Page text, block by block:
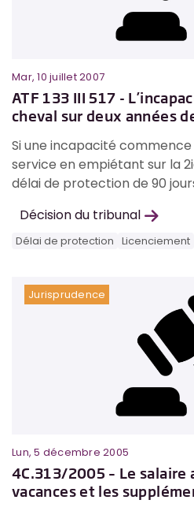
Mar, 10 juillet 2007
ATF 133 III 517 -
cheval sur deux années
Si une incapacité commence
service en empiétant sur la
délai de protection de 90
Décision du tribunal
Délai de protection Licenciement
Jurisprudence
Lun, 5 décembre 2005
4C.313/2005 – Le
vacances et les